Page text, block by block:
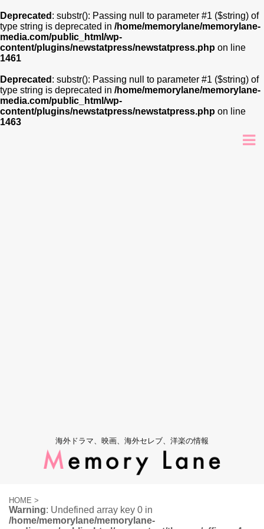
Deprecated : substr(): Passing null to parameter #1 ($string) of
type string is deprecated in /home/memorylane/memorylane-
media.com/public_html/wp-
content/plugins/newstatpress/newstatpress.php on line
1461
Deprecated : substr(): Passing null to parameter #1 ($string) of
type string is deprecated in /home/memorylane/memorylane-
media.com/public_html/wp-
content/plugins/newstatpress/newstatpress.php on line
1463
海外ドラマ、映画、海外セレブ、洋楽の情報
HOME >
Warning: Undefined array key 0 in
/home/memorylane/memorylane-